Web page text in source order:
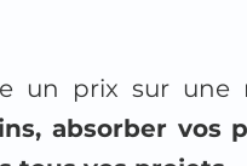
un prix sur une
absorber vos